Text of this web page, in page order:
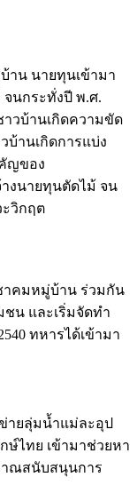
าน นายทุนเข้ามา
นกระทั่งปี พ.ศ.
าวบ้านเกิดความขัด
บ้านเกิดการแบ่ง
ญของ
งนายทุนตัดไม้ จน
วิกฤต
าคมหมู่บ้าน ร่วมกัน
น และเริ่มจัดทำ
ทหารได้เข้ามา
ข่ายลุ่มน้ำแม่ละอุป
ษ์ไทย เข้ามาช่วยหา
าณสนับสนุนการ